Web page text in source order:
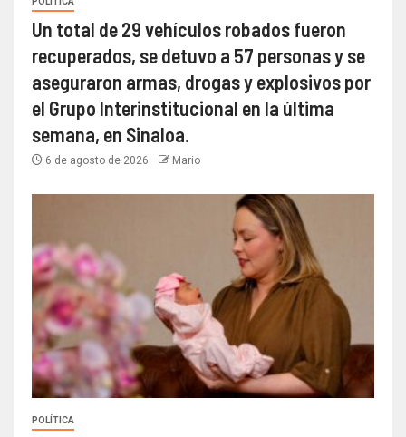
Un total de 29 vehículos robados fueron
recuperados, se detuvo a 57 personas y se
aseguraron armas, drogas y explosivos por
el Grupo Interinstitucional en la última
semana, en Sinaloa.
6 de agosto de 2026 Mario
POLÍTICA